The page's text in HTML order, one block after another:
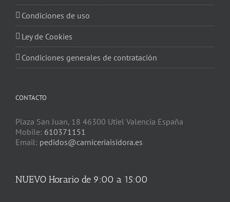
Condiciones de uso
Ley de Cookies
Condiciones generales de contratación
CONTACTO
Plaza San Juan, 18 46300 Utiel Valencia España
Mobile: 610371151
Email: pedidos@carniceriaisidora.es
NUEVO Horario de 9:00 a 15:00